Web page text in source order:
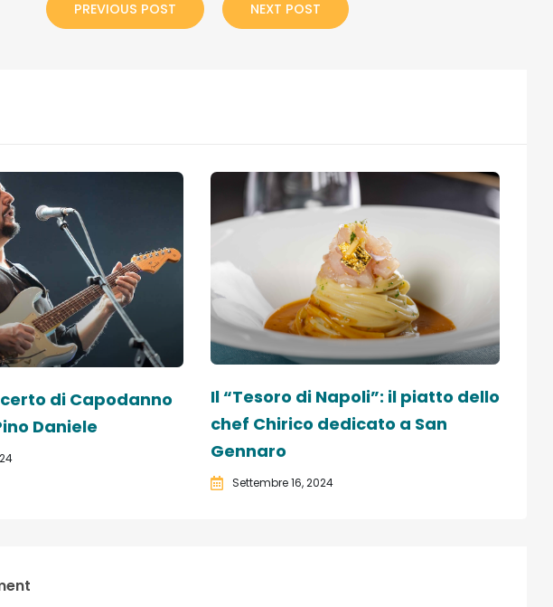
PREVIOUS POST NEXT POST
di Capodanno
Daniele
Il “Tesoro di Napoli”: il piatto dello
chef Chirico dedicato a San
Gennaro
Settembre 16, 2024